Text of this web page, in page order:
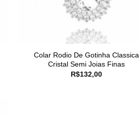
Colar Rodio De Gotinha Classica
Cristal Semi Joias Finas
R$132,00